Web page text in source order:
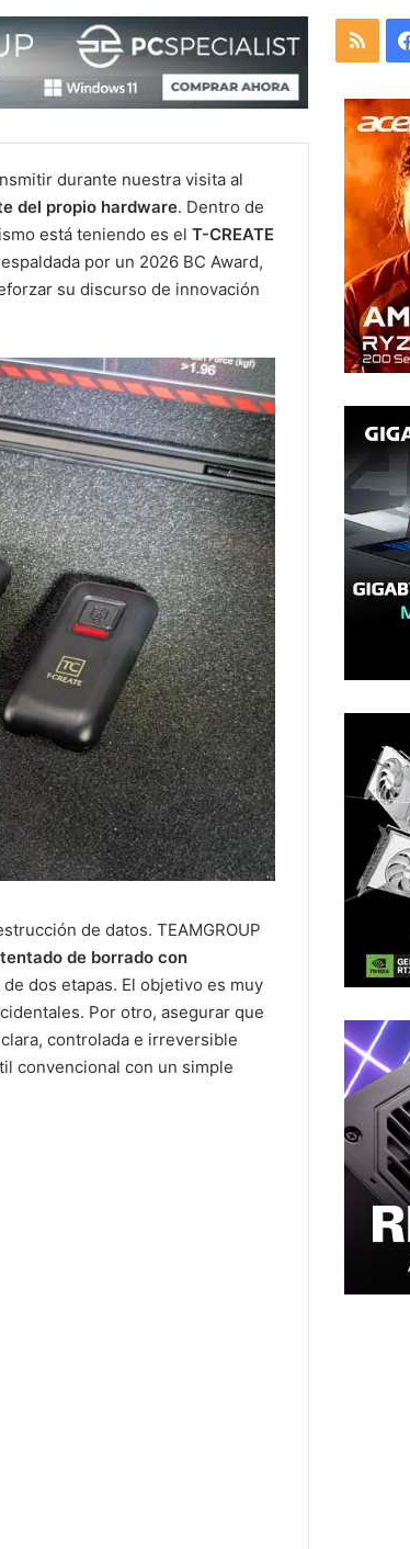
durante nuestra visita al
del propio hardware. Dentro de
está teniendo es el T-CREATE
por un 2026 BC Award,
su discurso de innovación
de datos. TEAMGROUP
de borrado con
dos etapas. El objetivo es muy
Por otro, asegurar que
controlada e irreversible
convencional con un simple
RSS